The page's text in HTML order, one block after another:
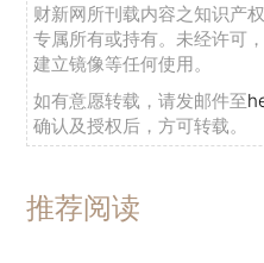
财新网所刊载内容之知识产
专属所有或持有。未经许可
建立镜像等任何使用。
如有意愿转载，请发邮件至
确认及授权后，方可转载。
推荐阅读